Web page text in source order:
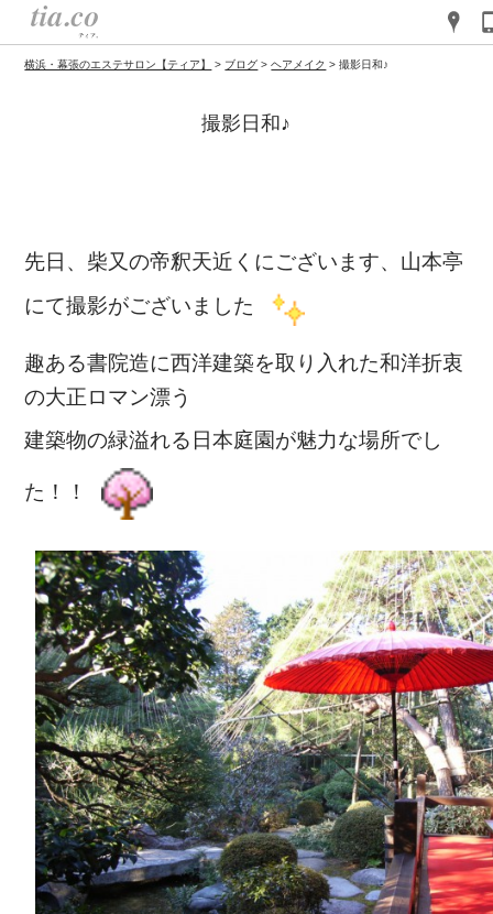
横浜・幕張のエステサロン【ティア】 > ブログ >ヘアメイク >撮影日和♪
撮影日和♪
先日、柴又の帝釈天近くにございます、山本亭
にて撮影がございました
趣ある書院造に西洋建築を取り入れた和洋折衷
の大正ロマン漂う
建築物の緑溢れる 日本庭園が魅力な場所でし
た！！